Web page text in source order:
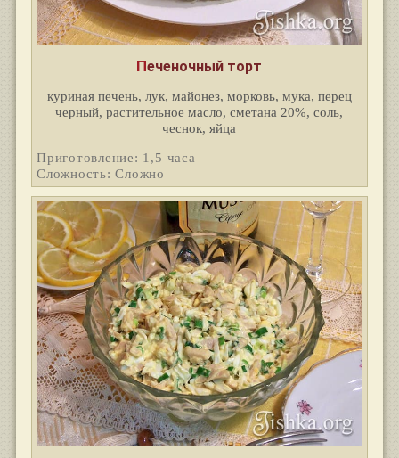
Печеночный торт
куриная печень, лук, майонез, морковь, мука, перец
черный, растительное масло, сметана 20%, соль,
чеснок, яйца
Приготовление: 1,5 часа
Сложность: Сложно